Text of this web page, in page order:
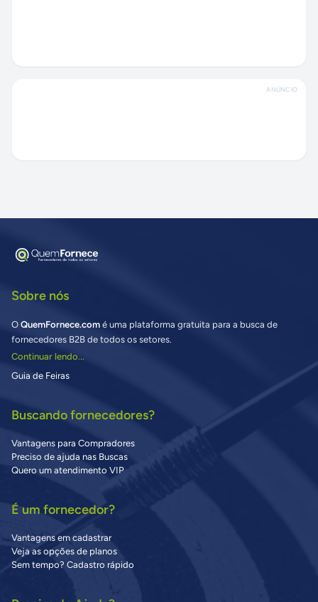
ANÚNCIO
Sobre nós
O QuemFornece.com é uma plataforma gratuita para a busca de
fornecedores B2B de todos os setores.
Continuar lendo...
Guia de Feiras
Buscando fornecedores?
Vantagens para Compradores
Preciso de ajuda nas Buscas
Quero um atendimento VIP
É um fornecedor?
Vantagens em cadastrar
Veja as opções de planos
Sem tempo? Cadastro rápido